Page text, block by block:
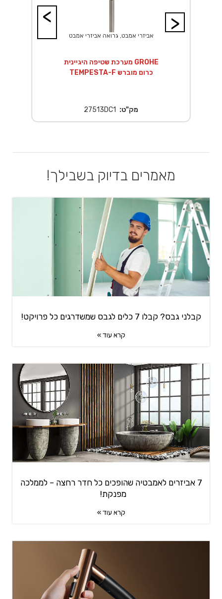
>
אביזרי אמבט, גרואה אביזרי אמבט
מערכת שטיפה היגיינית GROHE
TEMPESTA-F כרום מוברש
מק"ט: 27513DC1
<
מאמרים בדיוק בשבילך!
קבלני גבס? קבלו 7 כלים לגבס שמשדרגים כל פרויקט!
קרא עוד »
7 אביזרים לאמבטיה שהופכים כל חדר רחצה – לממלכה
מפנקת!
קרא עוד »